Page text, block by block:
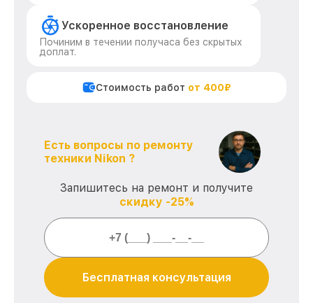
Ускоренное восстановление
Починим в течении получаса без скрытых
доплат.
Стоимость работ от 400₽
Есть вопросы по ремонту
техники Nikon ?
Запишитесь на ремонт и получите
скидку -25%
Бесплатная консультация